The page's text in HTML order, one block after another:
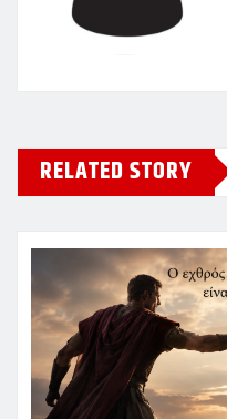
RELATED STORY